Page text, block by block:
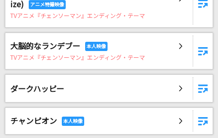
もう一度
[生音]ray
BUMP OF CHICKEN
しわ
ize)
TVアニメ『チェンソーマン』エンディング・テーマ
大脳的なランデブー
TVアニメ『チェンソーマン』エンディング・テーマ
ダークハッピー
チャンピオン